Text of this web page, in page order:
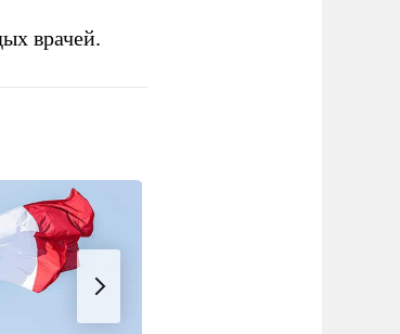
врачей.